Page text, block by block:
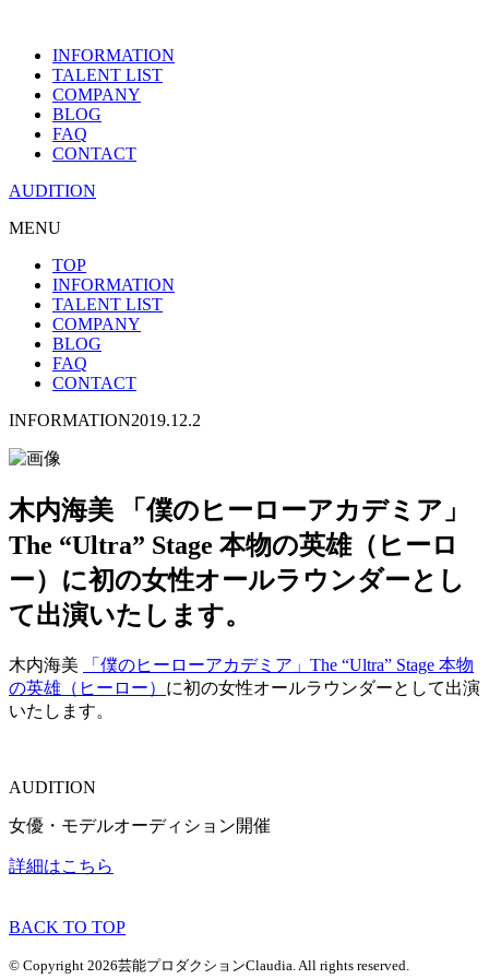
INFORMATION
TALENT LIST
COMPANY
BLOG
FAQ
CONTACT
AUDITION
MENU
TOP
INFORMATION
TALENT LIST
COMPANY
BLOG
FAQ
CONTACT
INFORMATION2019.12.2
木内海美 「僕のヒーローアカデミア」
The “Ultra” Stage 本物の英雄（ヒーロ
ー）に初の女性オールラウンダーとし
て出演いたします。
木内海美
「僕のヒーローアカデミア」The “Ultra” Stage 本物
の英雄（ヒーロー） に初の女性オールラウンダーとして出演
いたします。
AUDITION
女優・モデルオーディション開催
詳細はこちら
BACK TO TOP
© Copyright 2026芸能プロダクションClaudia. All rights reserved.